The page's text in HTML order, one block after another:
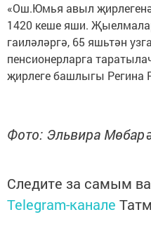
«Ош.Юмья авыл
1420 кеше яши.
гаиләләргә, 65 яшьтән
пенсионерларга
җирлеге башлыгы Регина
Фото: Эльвира
Следите за самым
Telegram-канале